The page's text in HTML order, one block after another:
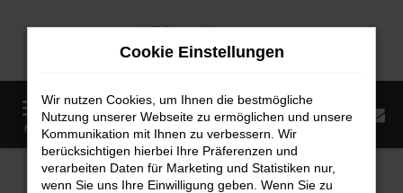
Zum
MENÜ
Startseite Fahrzeugangebote Fahrzeugmarkt
Fahrzeugmarkt
Cookie Einstellungen
Wir nutzen Cookies, um Ihnen die bestmögliche
Nutzung unserer Webseite zu ermöglichen und unsere
Kommunikation mit Ihnen zu verbessern. Wir
berücksichtigen hierbei Ihre Präferenzen und
verarbeiten Daten für Marketing und Statistiken nur,
wenn Sie uns Ihre Einwilligung geben. Wenn Sie zu